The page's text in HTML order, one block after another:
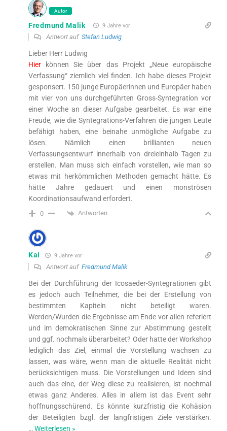
Autor
Fredmund Malik 9 Jahre vor
Antwort auf Stefan Ludwig
Lieber Herr Ludwig
Hier können Sie über das Projekt „Neue europäische
Verfassung“ ziemlich viel finden. Ich habe dieses Projekt
gesponsert. 150 junge Europäerinnen und Europäer haben
mit vier von uns durchgeführten Gross-Syntegration vor
einer Woche an dieser Aufgabe gearbeitet. Es war eine
Freude, wie die Syntegrations-Verfahren die jungen Leute
befähigt haben, eine beinahe unmögliche Aufgabe zu
lösen. Nämlich einen brillianten neuen
Verfassungsentwurf innerhalb von dreieinhalb Tagen zu
erstellen. Man muss sich einfach vorstellen, wie man so
etwas mit herkömmlichen Methoden gemacht hätte. Es
hätte Jahre gedauert und einen monströsen
Koordinationsaufwand erfordert.
0 Antworten
Kai 9 Jahre vor
Antwort auf Fredmund Malik
Bei der Durchführung der Icosaeder-Syntegrationen gibt
es jedoch auch Teilnehmer, die bei der Erstellung von
bestimmten Kapiteln nicht beteiligt waren.
Werden/Wurden die Ergebnisse am Ende vor allen referiert
und im demokratischen Sinne zur Abstimmung gestellt
und ggf. nochmals überarbeitet? Oder hatte der Workshop
lediglich das Ziel, einmal die Vorstellung wachsen zu
lassen, was wäre, wenn man die aktuelle Realität nicht
berücksichtigen muss. Die Vorstellungen und Ideen sind
auch das eine, der Weg diese zu realisieren, ist nochmal
etwas ganz Anderes. Alles in allem ist das Event sehr
hoffnungsschürend. Es könnte kurzfristig die Kohäsion
der Beteiligten bzgl. der langfristigen Ziele verstärken.
… Weiterlesen »